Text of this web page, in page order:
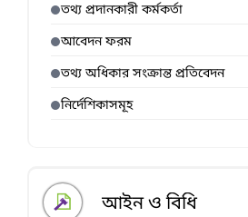
তথ্য প্রদানকারী কর্মকর্তা
আবেদন ফরম
তথ্য অধিকার সংক্রান্ত প্রতিবেদন
নির্দেশিকাসমূহ
আইন ও বিধি